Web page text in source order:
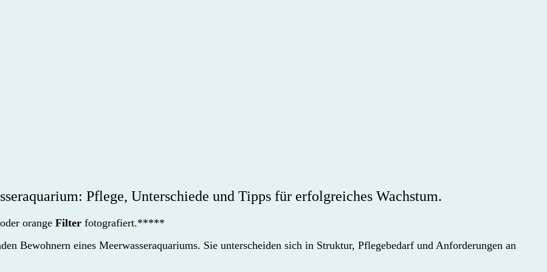
Pflege, Unterschiede und Tipps für erfolgreiches Wachstum.
orange Filter fotografiert.*****
Bewohnern eines Meerwasseraquariums. Sie unterscheiden sich in Struktur, Pflegebedarf und Anforderungen an